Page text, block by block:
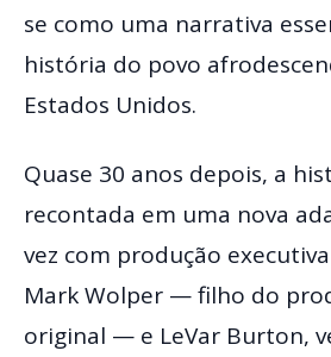
se como uma narrativa
história do povo
Estados Unidos.
Quase 30 anos depois, a
recontada em uma nova
vez com produção
Mark Wolper — filho do
original — e LeVar Burton,